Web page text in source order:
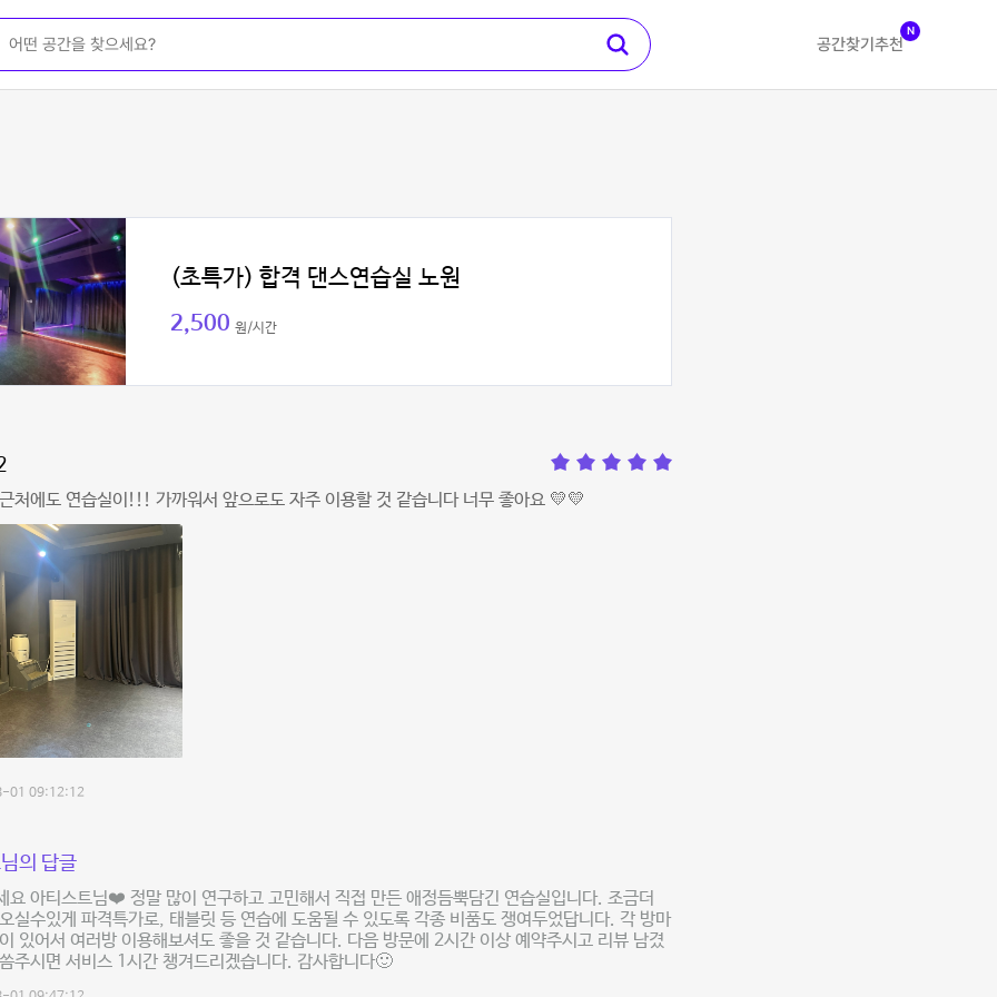
공간찾기 추천
N
(초특가) 합격 댄스연습실 노원
2,500 원/시간
처에도 연습실이!!! 가까워서 앞으로도 자주 이용할 것 같습니다 너무 좋아요 💛💛
01 09:12:12
의 답글
요 아티스트님❤️ 정말 많이 연구하고 고민해서 직접 만든 애정듬뿍담긴 연습실입니다. 조금더
실수있게 파격특가로, 태블릿 등 연습에 도움될 수 있도록 각종 비품도 쟁여두었답니다. 각 방마
있어서 여러방 이용해보셔도 좋을 것 같습니다. 다음 방문에 2시간 이상 예약주시고 리뷰 남겼
주시면 서비스 1시간 챙겨드리겠습니다. 감사합니다🙂